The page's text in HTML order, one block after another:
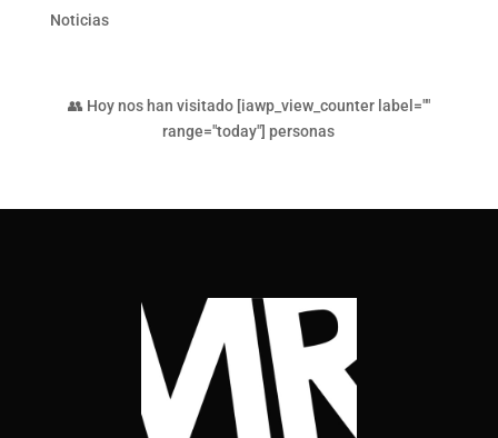
Noticias
👥 Hoy nos han visitado [iawp_view_counter label=""
range="today"] personas